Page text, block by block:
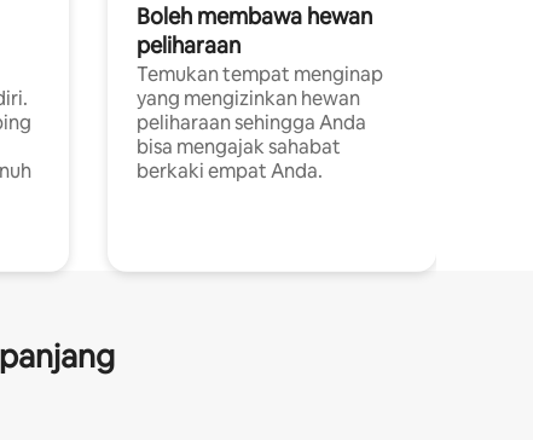
Boleh membawa hewan
peliharaan
Temukan tempat menginap
yang mengizinkan hewan
peliharaan sehingga Anda
bisa mengajak sahabat
berkaki empat Anda.